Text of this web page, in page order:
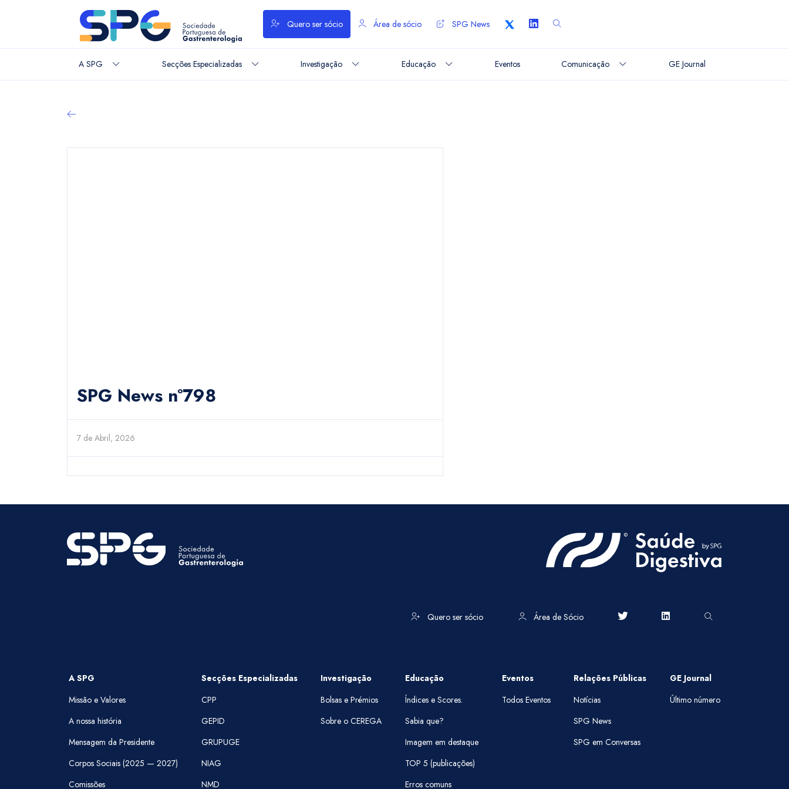
Quero ser sócio Área de sócio SPG News
A SPG Secções Especializadas Investigação Educação Eventos Comunicação GE Journal
SPG News nº798
7 de Abril, 2026
Quero ser sócio Área de Sócio
A SPG
Missão e Valores
A nossa história
Mensagem da Presidente
Corpos Sociais (2025 — 2027)
Comissões
Secções Especializadas
CPP
GEPID
GRUPUGE
NIAG
NMD
Investigação
Bolsas e Prémios
Sobre o CEREGA
Educação
Índices e Scores.
Sabia que?
Imagem em destaque
TOP 5 (publicações)
Erros comuns
Eventos
Todos Eventos
Relações Públicas
Notícias
SPG News
SPG em Conversas
GE Journal
Último número